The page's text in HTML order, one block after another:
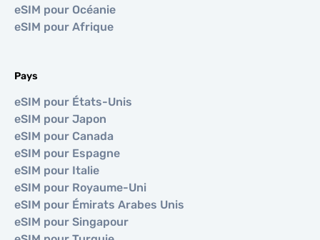
eSIM pour Océanie
eSIM pour Afrique
Pays
eSIM pour États-Unis
eSIM pour Japon
eSIM pour Canada
eSIM pour Espagne
eSIM pour Italie
eSIM pour Royaume-Uni
eSIM pour Émirats Arabes Unis
eSIM pour Singapour